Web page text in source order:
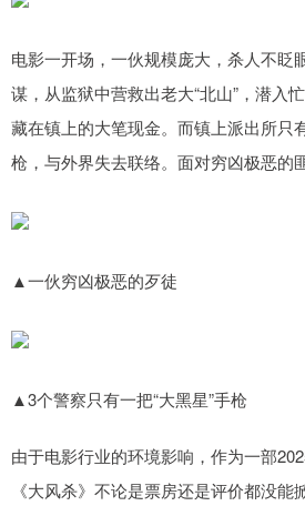
电影一开场，一伙规模庞大，杀人不眨
谋，从监狱中营救出老大“北山”，潜入
藏在镇上的大笔现金。而镇上派出所只
枪，与外界失去联络。面对穷凶极恶的
▲一伙穷凶极恶的歹徒
▲3个警察只有一把“大黑星”手枪
由于电影行业的环境影响，作为一部
《大风杀》不论是票房还是评价都没